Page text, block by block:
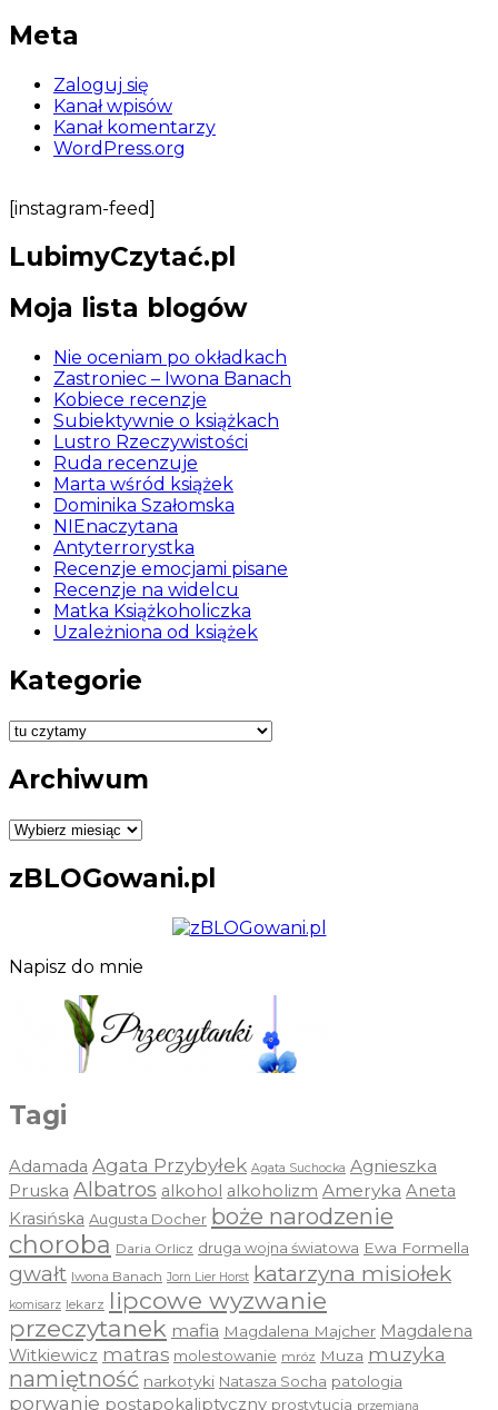
Meta
Zaloguj się
Kanał wpisów
Kanał komentarzy
WordPress.org
[instagram-feed]
LubimyCzytać.pl
Moja lista blogów
Nie oceniam po okładkach
Zastroniec – Iwona Banach
Kobiece recenzje
Subiektywnie o książkach
Lustro Rzeczywistości
Ruda recenzuje
Marta wśród książek
Dominika Szałomska
NIEnaczytana
Antyterrorystka
Recenzje emocjami pisane
Recenzje na widelcu
Matka Książkoholiczka
Uzależniona od książek
Kategorie
Kategorie
Archiwum
Archiwum
zBLOGowani.pl
Napisz do mnie
Tagi
Adamada Agata Przybyłek Agata Suchocka Agnieszka
Pruska Albatros alkohol alkoholizm Ameryka Aneta
Krasińska Augusta Docher boże narodzenie
choroba Daria Orlicz druga wojna światowa Ewa Formella
gwałt Iwona Banach Jorn Lier Horst katarzyna misiołek
komisarz lekarz lipcowe wyzwanie
przeczytanek mafia Magdalena Majcher Magdalena
Witkiewicz matras molestowanie mróz Muza muzyka
namiętność narkotyki Natasza Socha patologia
porwanie postapokaliptyczny prostytucja przemiana